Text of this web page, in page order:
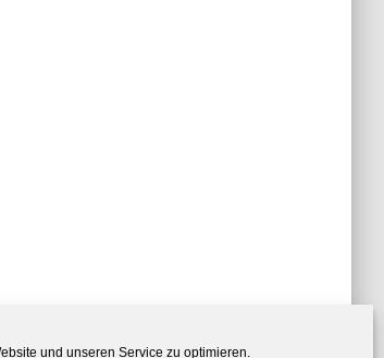
und unseren Service zu optimieren.